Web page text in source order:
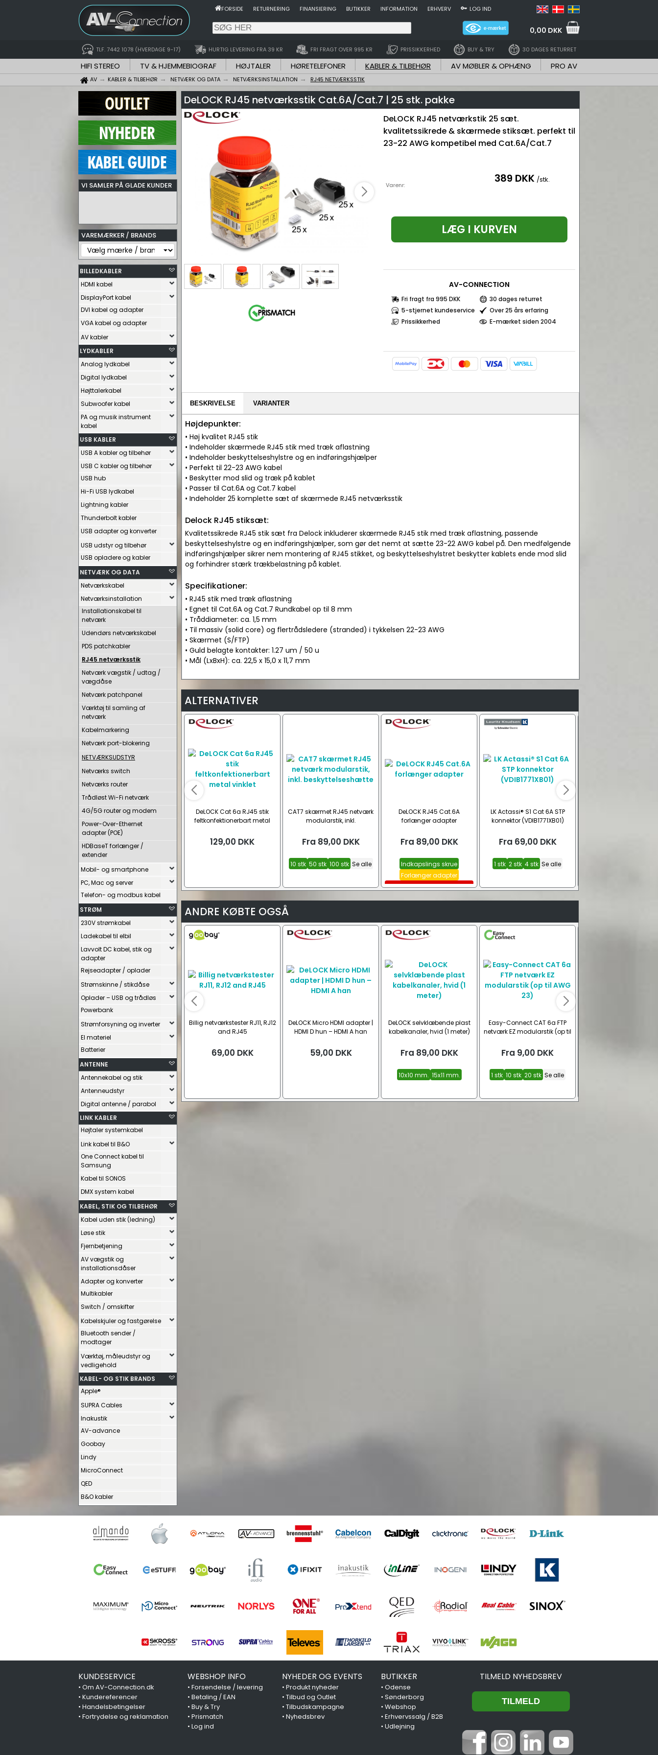
FORSIDE RETURNERING FINANSIERING BUTIKKER INFORMATION ERHVERV LOG IND
0,00 DKK
TLF. 7442 1078 (HVERDAGE 9-17) HURTIG LEVERING FRA 39 KR FRI FRAGT OVER 995 KR PRISSIKKERHED BUY & TRY 30 DAGES RETURRET
HIFI STEREO TV & HJEMMEBIOGRAF HØJTALER HØRETELEFONER KABLER & TILBEHØR AV MØBLER & OPHÆNG PRO AV
AV KABLER & TILBEHØR NETVÆRK OG DATA NETVÆRKSINSTALLATION RJ45 NETVÆRKSSTIK
VI SAMLER PÅ GLADE KUNDER
VAREMÆRKER / BRANDS
BILLEDKABLER
HDMI kabel
DisplayPort kabel
DVI kabel og adapter
VGA kabel og adapter
AV kabler
LYDKABLER
Analog lydkabel
Digital lydkabel
Højttalerkabel
Subwoofer kabel
PA og musik instrument
kabel
USB KABLER
USB A kabler og tilbehør
USB C kabler og tilbehør
USB hub
Hi-Fi USB lydkabel
Lightning kabler
Thunderbolt kabler
USB adapter og konverter
USB udstyr og tilbehør
USB opladere og kabler
NETVÆRK OG DATA
Netværkskabel
Netværksinstallation
Installationskabel til
netværk
Udendørs netværkskabel
PDS patchkabler
RJ45 netværksstik
Netværk vægstik / udtag /
vægdåse
Netværk patchpanel
Værktøj til samling af
netværk
Kabelmarkering
Netværk port-blokering
NETVÆRKSUDSTYR
Netværks switch
Netværks router
Trådløst Wi-Fi netværk
4G/5G router og modem
Power-Over-Ethernet
adapter (POE)
HDBaseT forlænger /
extender
Mobil- og smartphone
PC, Mac og server
Telefon- og modbus kabel
STRØM
230V strømkabel
Ladekabel til elbil
Lavvolt DC kabel, stik og
adapter
Rejseadapter / oplader
Strømskinne / stikdåse
Oplader – USB og trådløs
Powerbank
Strømforsyning og inverter
El materiel
Batterier
ANTENNE
Antennekabel og stik
Antenneudstyr
Digital antenne / parabol
LINK KABLER
Højtaler systemkabel
Link kabel til B&O
One Connect kabel til
Samsung
Kabel til SONOS
DMX system kabel
KABEL, STIK OG TILBEHØR
Kabel uden stik (ledning)
Løse stik
Fjernbetjening
AV vægstik og
installationsdåser
Adapter og konverter
Multikabler
Switch / omskifter
Kabelskjuler og fastgørelse
Bluetooth sender /
modtager
Værktøj, måleudstyr og
vedligehold
KABEL- OG STIK BRANDS
Apple®
SUPRA Cables
Inakustik
AV-advance
Goobay
Lindy
MicroConnect
QED
B&O kabler
DeLOCK RJ45 netværksstik Cat.6A/Cat.7 | 25 stk. pakke
DeLOCK RJ45 netværkstik 25 sæt.
kvalitetssikrede & skærmede stiksæt. perfekt til
23-22 AWG kompetibel med Cat.6A/Cat.7
Varenr: 389 DKK /stk.
LÆG I KURVEN
AV-CONNECTION
Fri fragt fra 995 DKK
30 dages returret
5-stjernet kundeservice
Over 25 års erfaring
Prissikkerhed
E-mærket siden 2004
BESKRIVELSE VARIANTER
Højdepunkter:
• Høj kvalitet RJ45 stik
• Indeholder skærmede RJ45 stik med træk aflastning
• Indeholder beskyttelseshylstre og en indføringshjælper
• Perfekt til 22-23 AWG kabel
• Beskytter mod slid og træk på kablet
• Passer til Cat.6A og Cat.7 kabel
• Indeholder 25 komplette sæt af skærmede RJ45 netværksstik
Delock RJ45 stiksæt:
Kvalitetssikrede RJ45 stik sæt fra Delock inkluderer skærmede RJ45 stik med træk aflastning, passende
beskyttelseshylstre og en indføringshjælper, som gør det nemt at sætte 23-22 AWG kabel på. Den medfølgende
indføringshjælper sikrer nem montering af RJ45 stikket, og beskyttelseshylstret beskytter kablets ende mod slid
og forhindrer stærk trækbelastning på kablet.
Specifikationer:
• RJ45 stik med træk aflastning
• Egnet til Cat.6A og Cat.7 Rundkabel op til 8 mm
• Tråddiameter: ca. 1,5 mm
• Til massiv (solid core) og flertrådsledere (stranded) i tykkelsen 22-23 AWG
• Skærmet (S/FTP)
• Guld belagte kontakter: 1.27 um / 50 u
• Mål (LxBxH): ca. 22,5 x 15,0 x 11,7 mm
ALTERNATIVER
DeLOCK Cat 6a RJ45 stik
feltkonfektionerbart metal
129,00 DKK
CAT7 skærmet RJ45 netværk
modularstik, inkl.
Fra 89,00 DKK
10 stk 50 stk 100 stk Se alle
DeLOCK RJ45 Cat.6A
forlænger adapter
Fra 89,00 DKK
Indkapslings skrue
Forlænger adapter
Komplet adapter +
LK Actassi® S1 Cat 6A STP
konnektor (VDIB1771XB01)
Fra 69,00 DKK
1 stk 2 stk 4 stk Se alle
ANDRE KØBTE OGSÅ
Billig netværkstester RJ11, RJ12
and RJ45
69,00 DKK
DeLOCK Micro HDMI adapter |
HDMI D hun – HDMI A han
59,00 DKK
DeLOCK selvklæbende plast
kabelkanaler, hvid (1 meter)
Fra 89,00 DKK
10x10 mm. 15x11 mm.
Easy-Connect CAT 6a FTP
netværk EZ modularstik (op til
Fra 9,00 DKK
1 stk 10 stk 20 stk Se alle
KUNDESERVICE
• Om AV-Connection.dk
• Kundereferencer
• Handelsbetingelser
• Fortrydelse og reklamation
WEBSHOP INFO
• Forsendelse / levering
• Betaling / EAN
• Buy & Try
• Prismatch
• Log ind
NYHEDER OG EVENTS
• Produkt nyheder
• Tilbud og Outlet
• Tilbudskampagne
• Nyhedsbrev
BUTIKKER
•Odense
•Sønderborg
•Webshop
•Erhvervssalg / B2B
•Udlejning
TILMELD NYHEDSBREV